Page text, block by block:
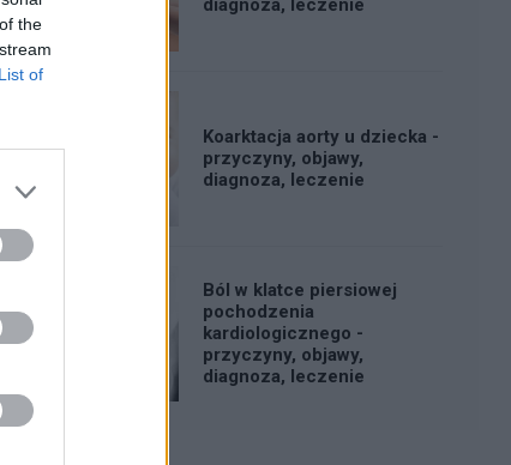
the
of
diagnoza, leczenie
Koarktacja aorty u dziecka -
przyczyny, objawy,
diagnoza, leczenie
Ból w klatce piersiowej
pochodzenia
kardiologicznego -
przyczyny, objawy,
diagnoza, leczenie